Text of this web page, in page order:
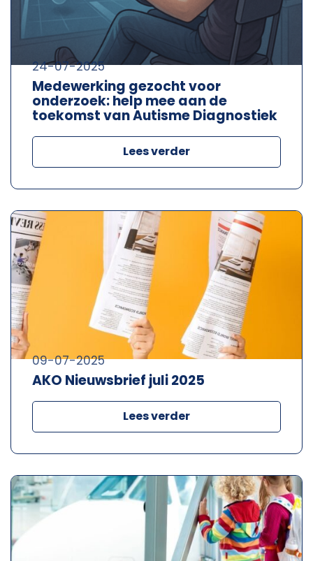
Medewerking gezocht voor
onderzoek: help mee aan de
toekomst van Autisme Diagnostiek
24-07-2025
Lees verder
AKO Nieuwsbrief juli 2025
09-07-2025
Lees verder